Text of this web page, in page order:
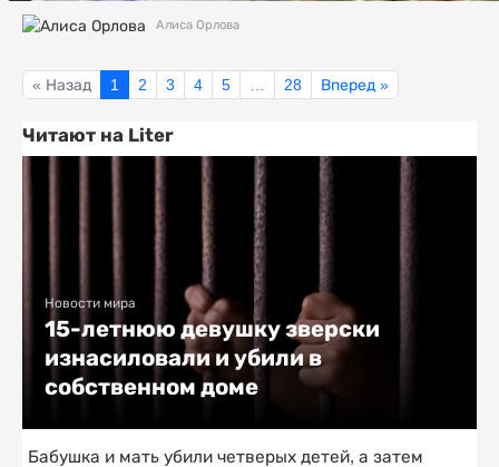
Алиса Орлова
« Назад 1 2 3 4 5 28 Вперед »
Читают на Liter
Новости мира
15-летнюю девушку зверски
изнасиловали и убили в
собственном доме
Бабушка и мать убили четверых детей, а затем